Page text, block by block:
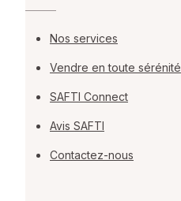
Nos services
Vendre en toute sérénité
SAFTI Connect
Avis SAFTI
Contactez-nous